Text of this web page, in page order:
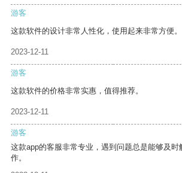
游客
这款软件的设计非常人性化，使用起来非常方便。
2023-12-11
游客
这款软件的价格非常实惠，值得推荐。
2023-12-11
游客
这款app的客服非常专业，遇到问题总是能够及
作。